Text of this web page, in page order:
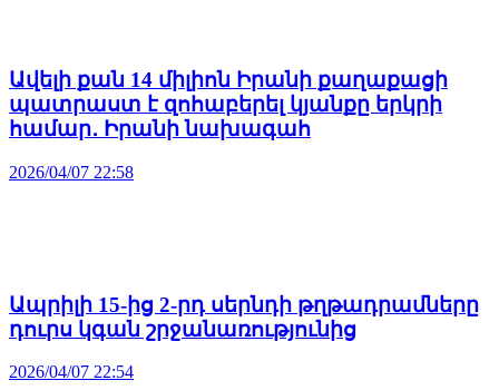
Ավելի քան 14 միլիոն Իրանի քաղաքացի
պատրաստ է զոհաբերել կյանքը երկրի
համար․ Իրանի նախագահ
2026/04/07 22:58
Ապրիլի 15-ից 2-րդ սերնդի թղթադրամները
դուրս կգան շրջանառությունից
2026/04/07 22:54